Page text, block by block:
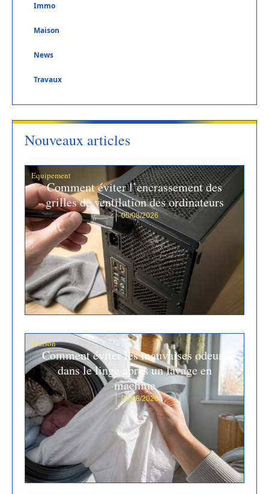
Immo
Maison
News
Travaux
Nouveaux articles
Equipement
Comment éviter l’encrassement des
grilles de ventilation des ordinateurs
05/08/2026
Maison
Comment éviter les mauvaises odeurs
dans le linge après un lavage en
machine
04/08/2026